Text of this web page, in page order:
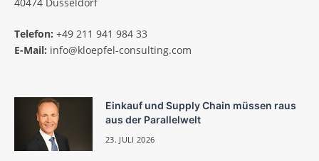
Telefon: +49 211 941 984 33
E-Mail: info@kloepfel-consulting.com
Einkauf und Supply Chain müssen raus
aus der Parallelwelt
23. JULI 2026